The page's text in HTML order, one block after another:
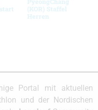
(KOR) Staffel
Herren
Portal mit aktuellen
und der Nordischen